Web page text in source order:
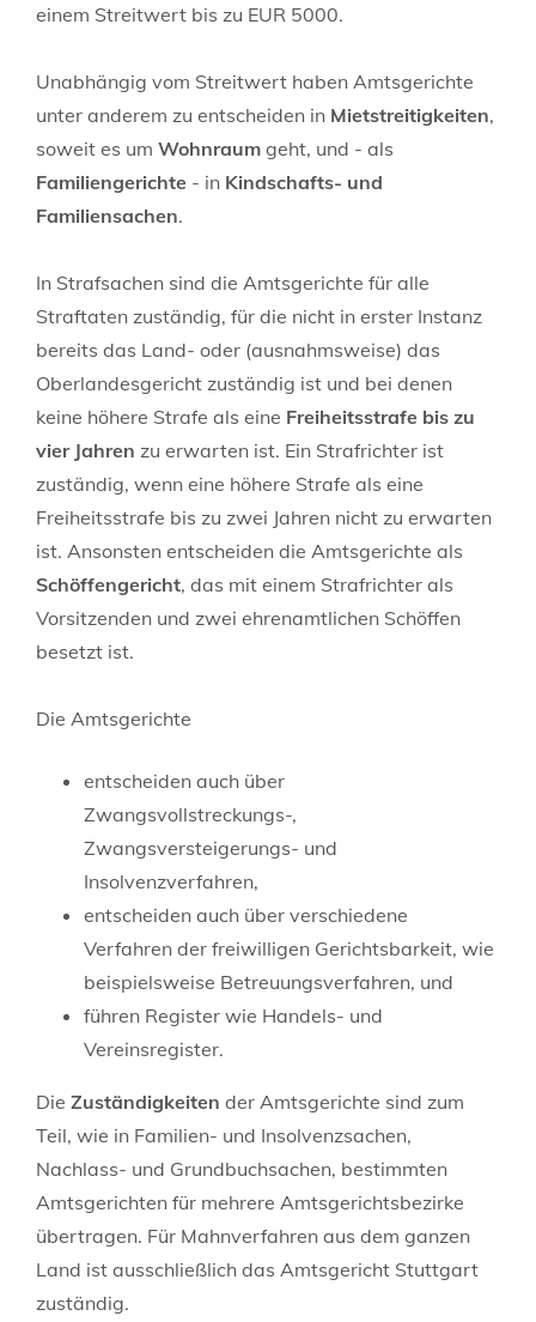
einem Streitwert bis zu EUR 5000.
Unabhängig vom Streitwert haben Amtsgerichte
unter anderem zu entscheiden in Mietstreitigkeiten,
soweit es um Wohnraum geht, und - als
Familiengerichte - in Kindschafts- und
Familiensachen.
In Strafsachen sind die Amtsgerichte für alle
Straftaten zuständig, für die nicht in erster Instanz
bereits das Land- oder (ausnahmsweise) das
Oberlandesgericht zuständig ist und bei denen
keine höhere Strafe als eine Freiheitsstrafe bis zu
vier Jahren zu erwarten ist. Ein Strafrichter ist
zuständig, wenn eine höhere Strafe als eine
Freiheitsstrafe bis zu zwei Jahren nicht zu erwarten
ist. Ansonsten entscheiden die Amtsgerichte als
Schöffengericht, das mit einem Strafrichter als
Vorsitzenden und zwei ehrenamtlichen Schöffen
besetzt ist.
Die Amtsgerichte
entscheiden auch über
Zwangsvollstreckungs-,
Zwangsversteigerungs- und
Insolvenzverfahren,
entscheiden auch über verschiedene
Verfahren der freiwilligen Gerichtsbarkeit, wie
beispielsweise Betreuungsverfahren, und
führen Register wie Handels- und
Vereinsregister.
Die Zuständigkeiten der Amtsgerichte sind zum
Teil, wie in Familien- und Insolvenzsachen,
Nachlass- und Grundbuchsachen, bestimmten
Amtsgerichten für mehrere Amtsgerichtsbezirke
übertragen. Für Mahnverfahren aus dem ganzen
Land ist ausschließlich das Amtsgericht Stuttgart
zuständig.